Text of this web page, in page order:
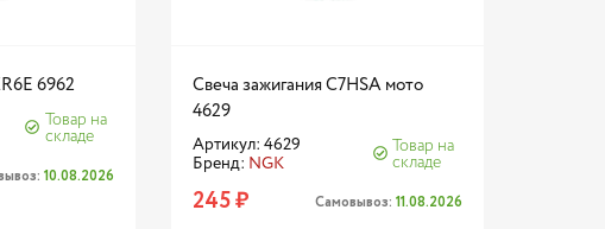
6962
Товар на
складе
10.08.2026
Свеча зажигания C7HSA мото
4629
Артикул: 4629
Бренд: NGK
Товар на
складе
245 ₽ Самовывоз: 11.08.2026